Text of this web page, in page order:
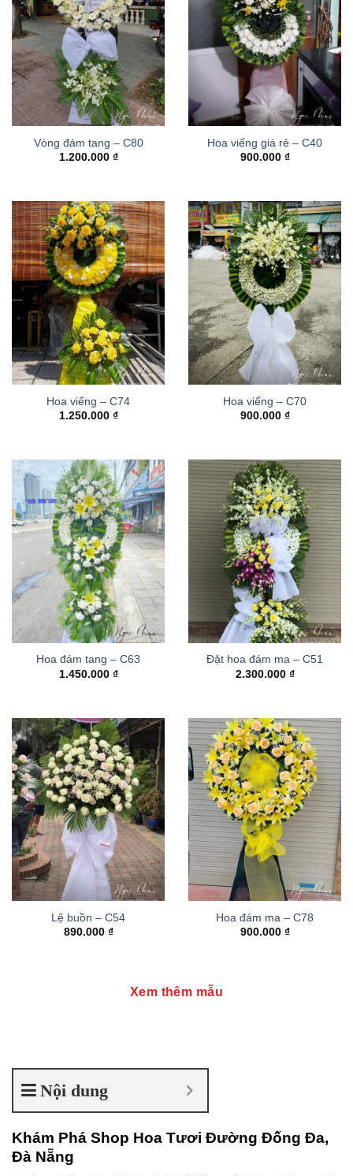
Vòng đám tang – C80
1.200.000 ₫
Hoa viếng giá rẻ – C40
900.000 ₫
Hoa viếng – C74
1.250.000 ₫
Hoa viếng – C70
900.000 ₫
Hoa đám tang – C63
1.450.000 ₫
Đặt hoa đám ma – C51
2.300.000 ₫
Lệ buồn – C54
890.000 ₫
Hoa đám ma – C78
900.000 ₫
Xem thêm mẫu
Nội dung
Khám Phá Shop Hoa Tươi Đường Đống Đa,
Đà Nẵng